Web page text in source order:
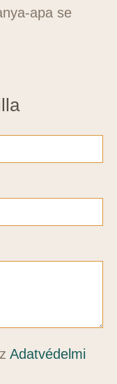
apa se
Adatvédelmi